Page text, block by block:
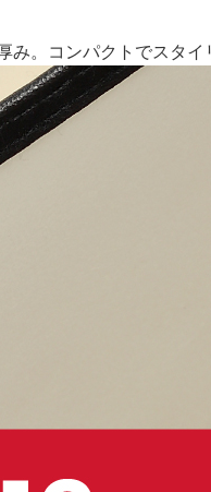
。コンパクトでスタイ